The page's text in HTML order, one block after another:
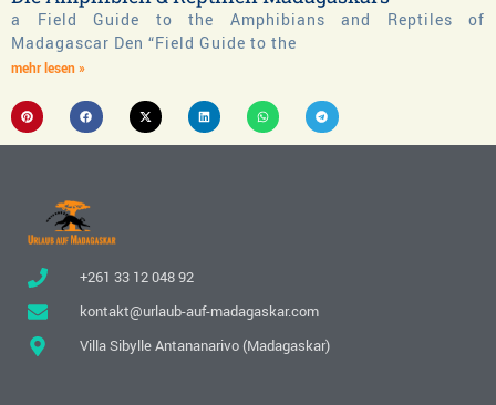
a Field Guide to the Amphibians and Reptiles of
Madagascar Den “Field Guide to the
mehr lesen »
+261 33 12 048 92
kontakt@urlaub-auf-madagaskar.com
Villa Sibylle Antananarivo (Madagaskar)